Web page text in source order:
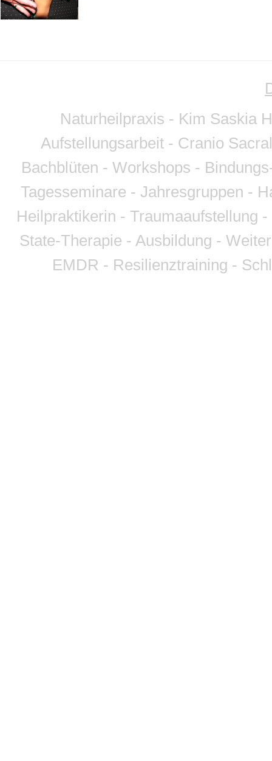
Naturheilpraxis - Kim Saskia
Aufstellungsarbeit - Cranio
Bachblüten - Workshops -
Tagesseminare - Jahresgruppen -
Heilpraktikerin - Traumaaufstellung
State-Therapie - Ausbildung -
EMDR - Resilienztraining -